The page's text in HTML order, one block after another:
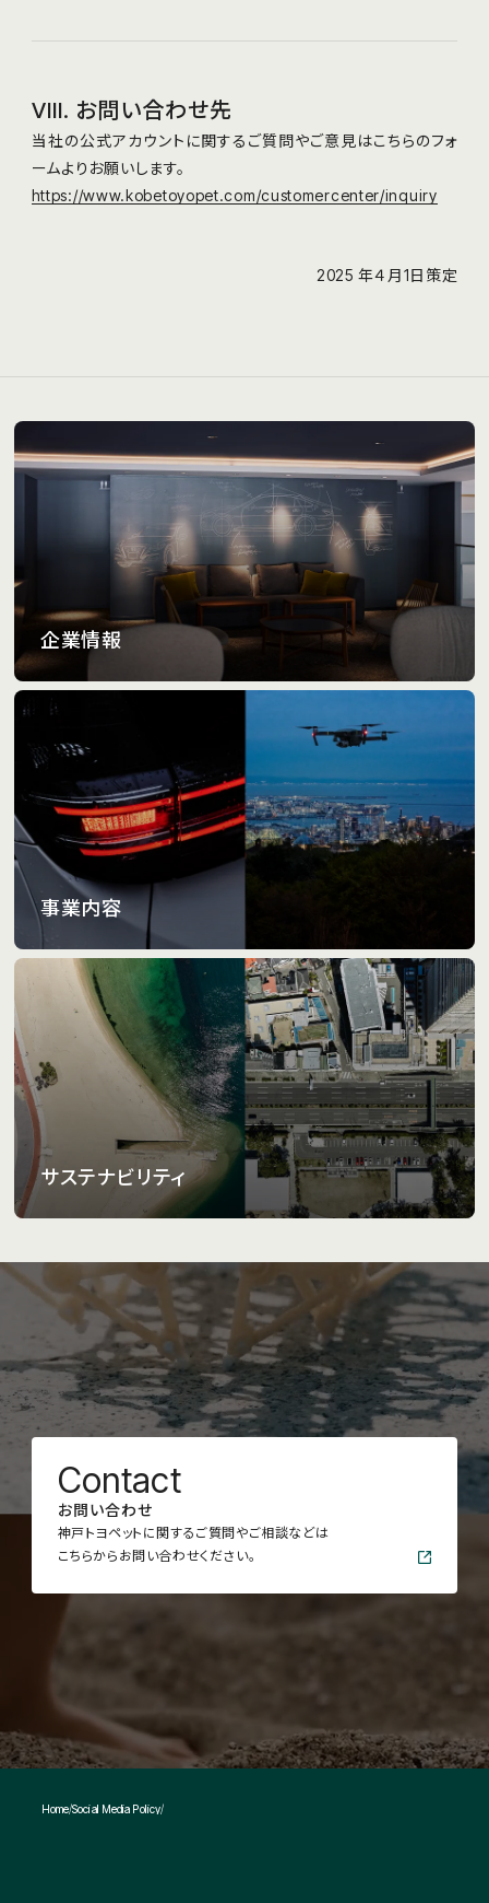
VIII. お問い合わせ先
当社の公式アカウントに関するご質問やご意⾒はこちらのフォ
ームよりお願いします。
https://www.kobetoyopet.com/customercenter/inquiry
2025 年４⽉1⽇策定
企業情報
事業内容
サステナビリティ
Contact
お問い合わせ
神戸トヨペットに関するご質問やご相談などは
こちらからお問い合わせください。
Home Social Media Policy